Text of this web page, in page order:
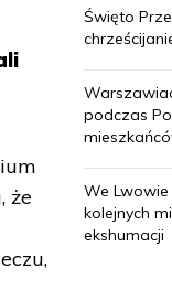
że
Święto
podczas
We
kolejnych
ekshumacji